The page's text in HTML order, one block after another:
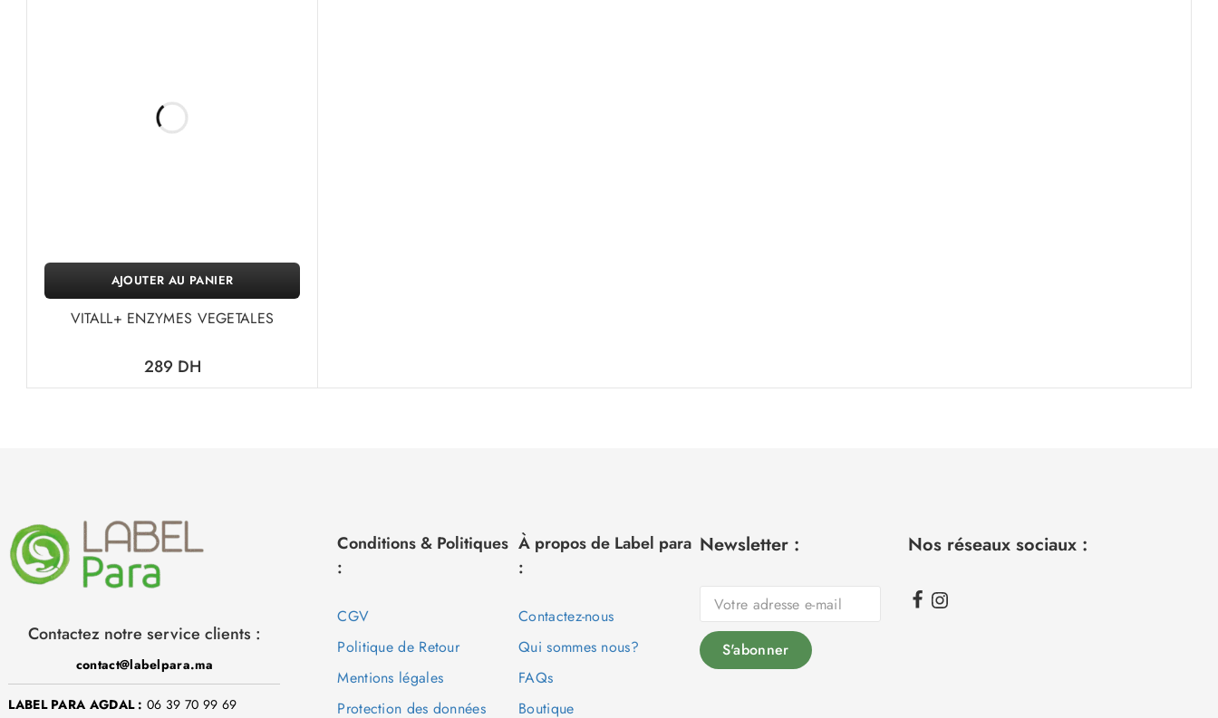
VITALL+ ENZYMES VEGETALES
289 DH
AJOUTER AU PANIER
Contactez notre service clients :
contact@labelpara.ma
LABEL PARA AGDAL : 06 39 70 99 69
Conditions & Politiques
:
CGV
Politique de Retour
Mentions légales
Protection des données
À propos de Label para
:
Contactez-nous
Qui sommes nous?
FAQs
Boutique
Newsletter : Nos réseaux sociaux :